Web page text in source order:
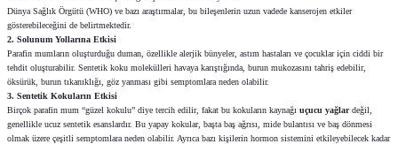
Dünya Sağlık Örgütü (WHO) ve bazı araştırmalar, bu bileşenlerin uzun vadede kanserojen etkiler
gösterebileceğini de belirtmektedir.
2. Solunum Yollarına Etkisi
Parafin mumların oluşturduğu duman, özellikle alerjik bünyeler, astım hastaları ve çocuklar için ciddi bir
tehdit oluşturabilir. Sentetik koku molekülleri havaya karıştığında, burun mukozasını tahriş edebilir,
öksürük, burun tıkanıklığı, göz yanması gibi semptomlara neden olabilir.
3. Sentetik Kokuların Etkisi
Birçok parafin mum “güzel kokulu” diye tercih edilir, fakat bu kokuların kaynağı uçucu yağlardeğil,
genellikle ucuz sentetik esanslardır. Bu yapay kokular, başta baş ağrısı, mide bulantısı ve baş dönmesi
olmak üzere çeşitli semptomlara neden olabilir. Ayrıca bazı kişilerin hormon sistemini etkileyebilecek kadar